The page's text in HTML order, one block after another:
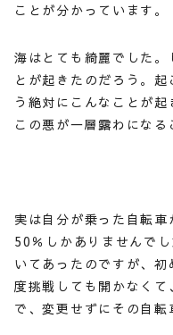
ことが分かっています。
海はとても綺麗でした
とが起きたのだろう。
う絶対にこんなことが起
この悪が一層露わになる
実は自分が乗った自転
50％しかありませんで
いてあったのですが、
度挑戦しても開かなく
で、変更せずにその自転